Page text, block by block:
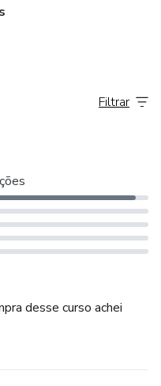
Filtrar
desse curso achei